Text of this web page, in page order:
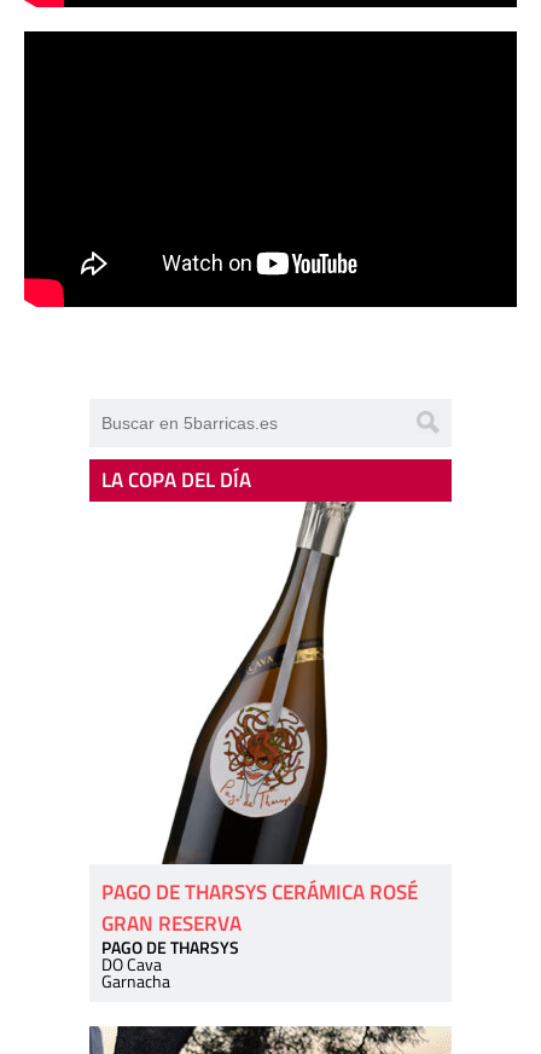
LA COPA DEL DÍA
PAGO DE THARSYS CERÁMICA ROSÉ
GRAN RESERVA
PAGO DE THARSYS
DO Cava
Garnacha